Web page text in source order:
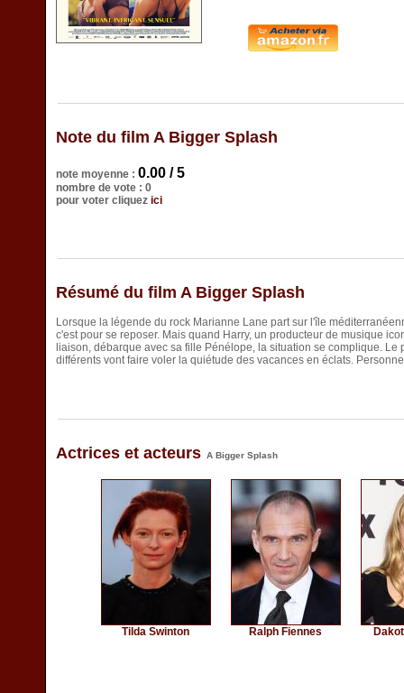
Note du film A Bigger Splash
note moyenne : 0.00 / 5
nombre de vote : 0
pour voter cliquez ici
Résumé du film A Bigger Splash
Lorsque la légende du rock Marianne Lane part sur l'île
c'est pour se reposer. Mais quand Harry, un producteur de musique
liaison, débarque avec sa fille Pénélope, la situation se complique.
différents vont faire voler la quiétude des vacances en éclats.
Actrices et acteurs A Bigger Splash
Tilda Swinton Ralph Fiennes